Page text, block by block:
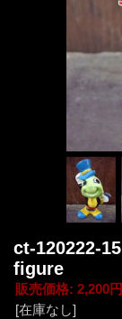
ct-120222-
figure
販売価格: 2,200円
[在庫なし]